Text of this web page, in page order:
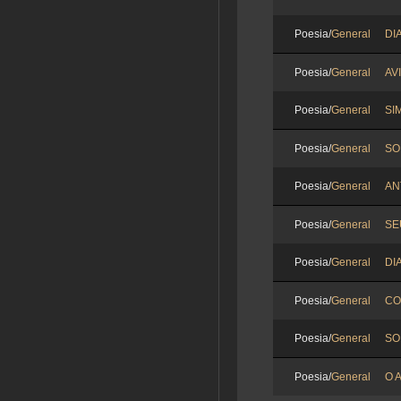
Poesia/General
Poesia/General
Poesia/General
Poesia/General
Poesia/General
Poesia/General
Poesia/General
Poesia/General
Poesia/General
Poesia/General O